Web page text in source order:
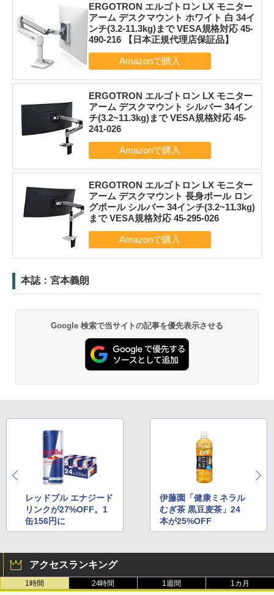
ERGOTRON エルゴトロン LX モニター
アーム デスクマウント ホワイト 白 34イ
ンチ(3.2-11.3kg)まで VESA規格対応 45-
490-216 【日本正規代理店保証品】
ERGOTRON エルゴトロン LX モニター
アーム デスクマウント シルバー 34イン
チ(3.2~11.3kg)まで VESA規格対応 45-
241-026
ERGOTRON エルゴトロン LX モニター
アーム デスクマウント 長身ポール ロン
グポール シルバー 34インチ(3.2~11.3kg)
まで VESA規格対応 45-295-026
本誌：宮本義朗
Google 検索で当サイトの記事を優先表示させる
レッドブル エナジード
リンクが27%OFF。1
缶156円に
伊藤園「健康ミネラル
むぎ茶 黒豆麦茶」24
本が25%OFF
アクセスランキング
1時間 24時間 1週間 1カ月